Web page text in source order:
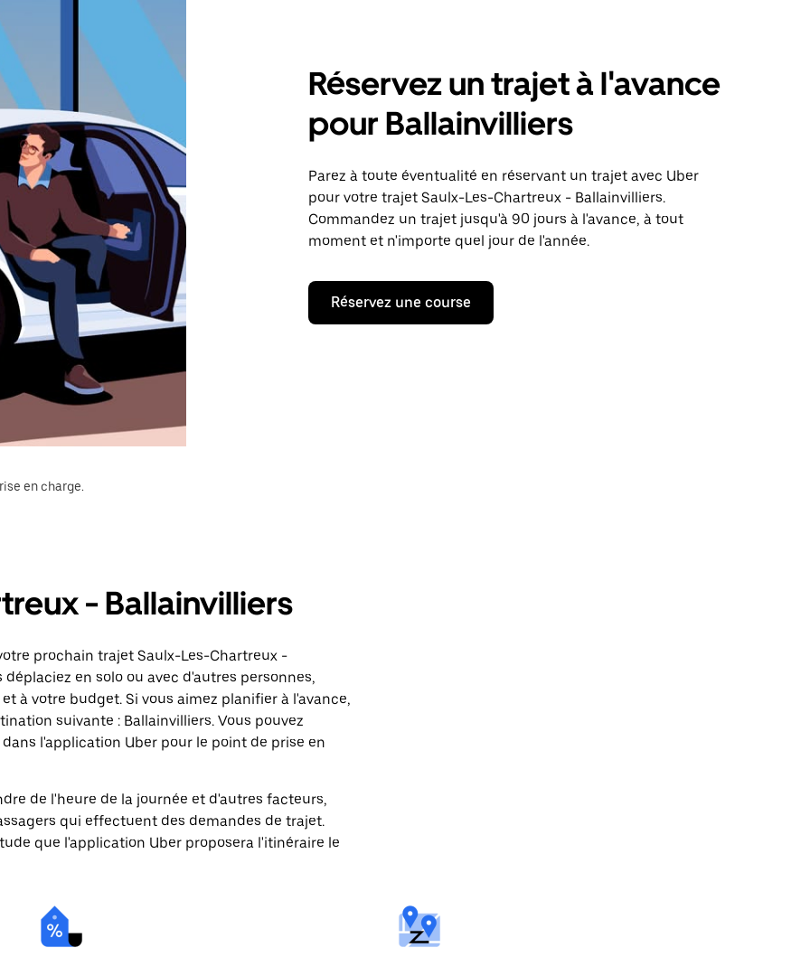
Réservez un trajet à l'avance
pour Ballainvilliers
Parez à toute éventualité en réservant un trajet avec Uber
pour votre trajet Saulx-Les-Chartreux - Ballainvilliers.
Commandez un trajet jusqu'à 90 jours à l'avance, à tout
moment et n'importe quel jour de l'année.
Réservez une course
en charge.
- Ballainvilliers
prochain trajet Saulx-Les-Chartreux -
en solo ou avec d'autres personnes,
à votre budget. Si vous aimez planifier à l'avance,
suivante : Ballainvilliers. Vous pouvez
l'application Uber pour le point de prise en
de l'heure de la journée et d'autres facteurs,
qui effectuent des demandes de trajet.
que l'application Uber proposera l'itinéraire le